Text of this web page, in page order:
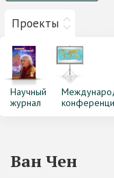
Проекты
Научный
журнал
Ван Чен